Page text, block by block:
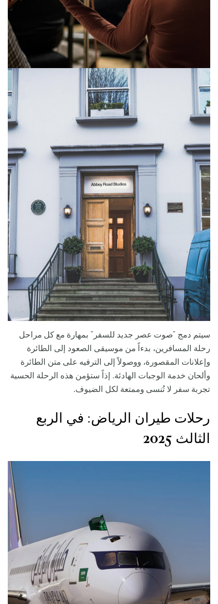
سيتم دمج "صوت عصر جديد للسفر" بمهارة مع كل مراحل
رحلة المسافرين، بدءاً من موسيقى الصعود إلى الطائرة
وإعلانات المقصورة، ووصولاً إلى الترفيه على متن الطائرة
وألحان خدمة الوجبات الهادئة. إذاً ستؤمن هذه الرحلة الحسية
تجربة سفر لا تُنسى وممتعة لكل الضيوف.
رحلات طيران الرياض: في الربع
الثالث 2025